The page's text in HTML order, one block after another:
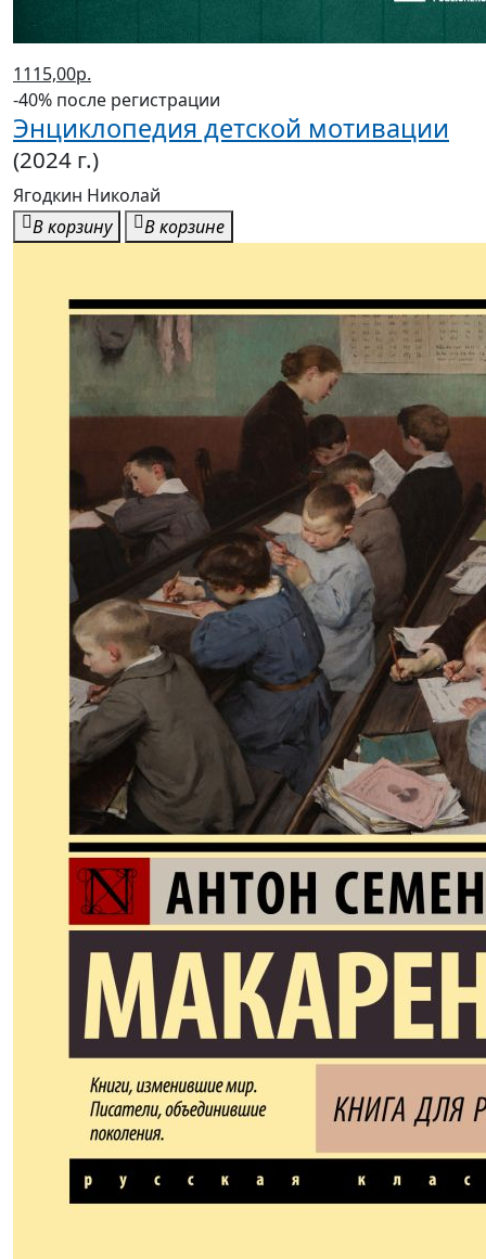
1115,00р.
-40% после регистрации
Энциклопедия детской мотивации
(2024 г.)
Ягодкин Николай
В корзину
В корзине